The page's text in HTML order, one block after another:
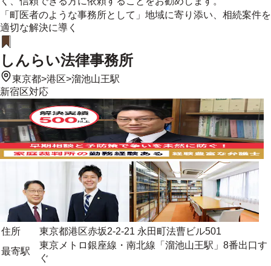
「町医者のような事務所として」地域に寄り添い、相続案件を
適切な解決に導く
しんらい法律事務所
東京都>港区>溜池山王駅
新宿区対応
住所
東京都港区赤坂2-2-21 永田町法曹ビル501
最寄駅
東京メトロ銀座線・南北線「溜池山王駅」8番出口す
ぐ